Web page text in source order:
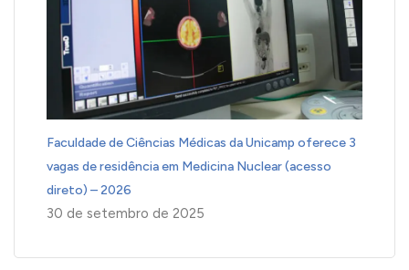
Faculdade de Ciências Médicas da Unicamp oferece 3
vagas de residência em Medicina Nuclear (acesso
direto) – 2026
30 de setembro de 2025